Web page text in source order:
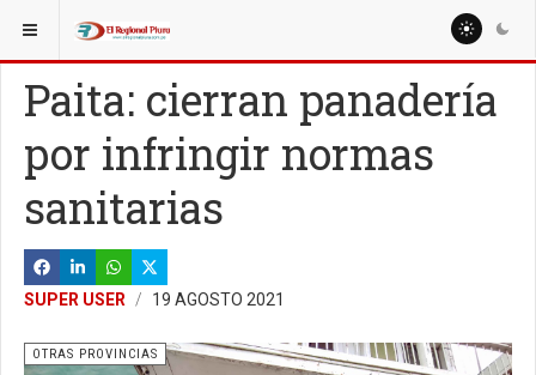
ESTÁ AQUÍ:
Paita: cierran panadería
por infringir normas
sanitarias
SUPER USER 19 AGOSTO 2021
OTRAS PROVINCIAS